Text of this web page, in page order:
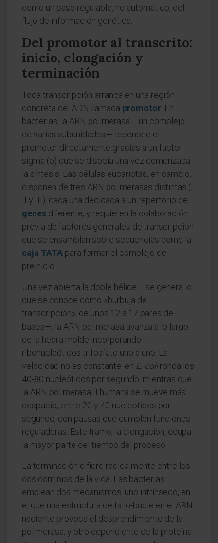
como un paso regulable, no automático, del
flujo de información genética.
Del promotor al transcrito:
inicio, elongación y
terminación
Toda transcripción arranca en una región
concreta del ADN llamada promotor . En
bacterias, la ARN polimerasa —un complejo
de varias subunidades— reconoce el
promotor directamente gracias a un factor
sigma (σ) que se disocia una vez comenzada
la síntesis. Las células eucariotas, en cambio,
disponen de tres ARN polimerasas distintas (I,
II y III), cada una dedicada a un repertorio de
genes diferente, y requieren la colaboración
previa de factores generales de transcripción
que se ensamblan sobre secuencias como la
caja TATA para formar el complejo de
preinicio.
Una vez abierta la doble hélice —se genera lo
que se conoce como «burbuja de
transcripción», de unos 12 a 17 pares de
bases—, la ARN polimerasa avanza a lo largo
de la hebra molde incorporando
ribonucleótidos trifosfato uno a uno. La
velocidad no es constante: en E. colironda los
40-80 nucleótidos por segundo, mientras que
la ARN polimerasa II humana se mueve más
despacio, entre 20 y 40 nucleótidos por
segundo, con pausas que cumplen funciones
reguladoras. Este tramo, la elongación, ocupa
la mayor parte del tiempo del proceso.
La terminación difiere radicalmente entre los
dos dominios de la vida. Las bacterias
emplean dos mecanismos: uno intrínseco, en
el que una estructura de tallo-bucle en el ARN
naciente provoca el desprendimiento de la
polimerasa, y otro dependiente de la proteína